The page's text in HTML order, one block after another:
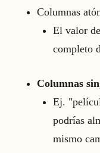
Columnas
El valor
completo
Columnas
Ej.
podrías
mismo